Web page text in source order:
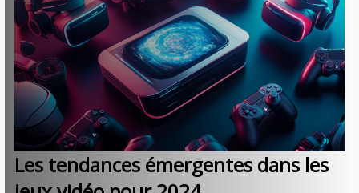
Les tendances émergentes dans les